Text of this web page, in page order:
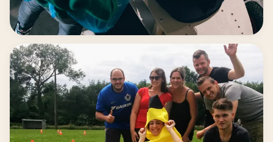
Construisez-la ensemble